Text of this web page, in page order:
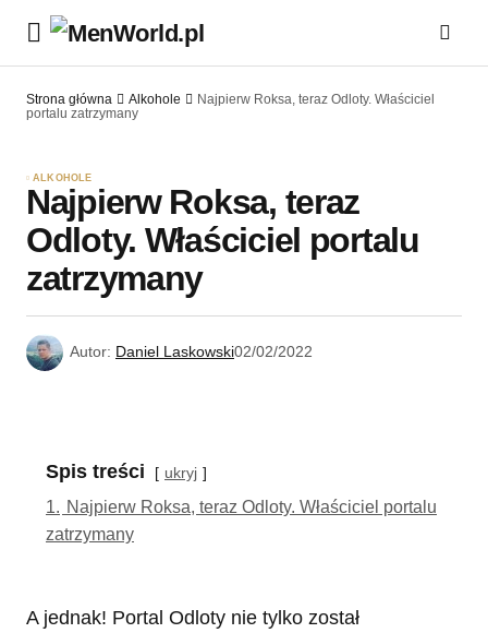
Strona główna Alkohole
Najpierw Roksa, teraz Odloty. Właściciel
portalu zatrzymany
ALKOHOLE
Najpierw Roksa, teraz
Odloty. Właściciel portalu
zatrzymany
Autor: Daniel Laskowski02/02/2022
Spis treści ukryj
1. Najpierw Roksa, teraz Odloty. Właściciel portalu
zatrzymany
A jednak! Portal Odloty nie tylko został